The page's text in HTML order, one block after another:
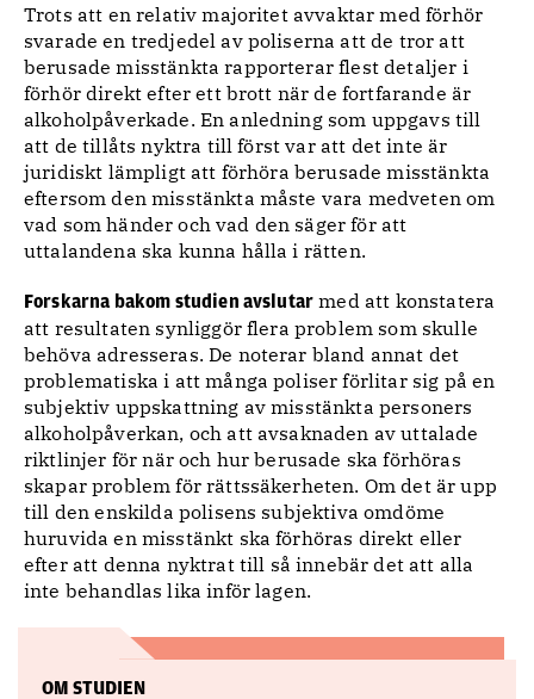
Trots att en relativ majoritet avvaktar med förhör
svarade en tredjedel av poliserna att de tror att
berusade misstänkta rapporterar flest detaljer i
förhör direkt efter ett brott när de fortfarande är
alkoholpåverkade. En anledning som uppgavs till
att de tillåts nyktra till först var att det inte är
juridiskt lämpligt att förhöra berusade misstänkta
eftersom den misstänkta måste vara medveten om
vad som händer och vad den säger för att
uttalandena ska kunna hålla i rätten.
Forskarna bakom studien avslutar med att konstatera
att resultaten synliggör flera problem som skulle
behöva adresseras. De noterar bland annat det
problematiska i att många poliser förlitar sig på en
subjektiv uppskattning av misstänkta personers
alkoholpåverkan, och att avsaknaden av uttalade
riktlinjer för när och hur berusade ska förhöras
skapar problem för rättssäkerheten. Om det är upp
till den enskilda polisens subjektiva omdöme
huruvida en misstänkt ska förhöras direkt eller
efter att denna nyktrat till så innebär det att alla
inte behandlas lika inför lagen.
OM STUDIEN